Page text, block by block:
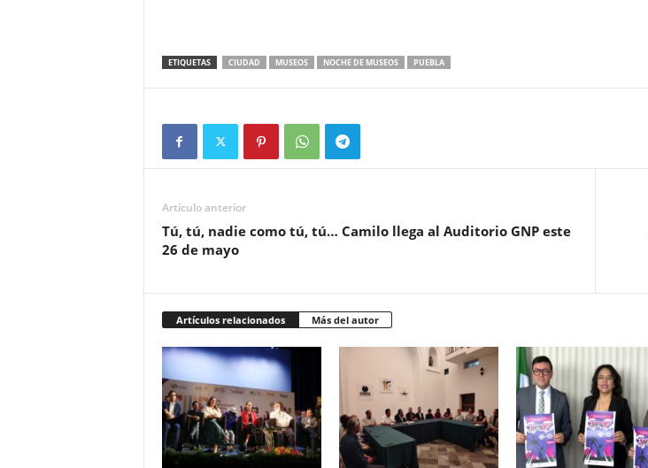
ETIQUETAS CIUDAD MUSEOS NOCHE DE MUSEOS PUEBLA
Artículo anterior
Tú, tú, nadie como tú, tú… Camilo llega al Auditorio GNP este
26 de mayo
Artículos relacionados Más del autor